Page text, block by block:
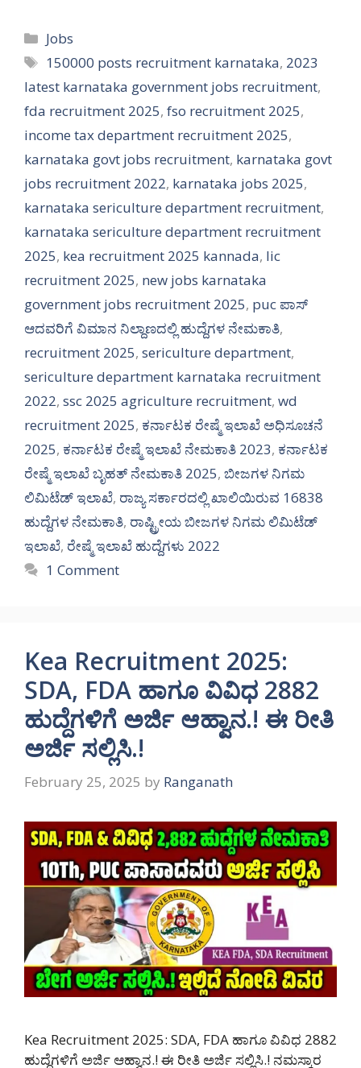
Categories
Jobs
Tags
150000 posts recruitment karnataka, 2023
latest karnataka government jobs recruitment,
fda recruitment 2025, fso recruitment 2025,
income tax department recruitment 2025,
karnataka govt jobs recruitment, karnataka govt
jobs recruitment 2022, karnataka jobs 2025,
karnataka sericulture department recruitment,
karnataka sericulture department recruitment
2025, kea recruitment 2025 kannada, lic
recruitment 2025, new jobs karnataka
government jobs recruitment 2025, puc ಪಾಸ್
ಆದವರಿಗೆ ವಿಮಾನ ನಿಲ್ದಾಣದಲ್ಲಿ ಹುದ್ದೆಗಳ ನೇಮಕಾತಿ,
recruitment 2025, sericulture department,
sericulture department karnataka recruitment
2022, ssc 2025 agriculture recruitment, wd
recruitment 2025, ಕರ್ನಾಟಕ ರೇಷ್ಮೆ ಇಲಾಖೆ ಅಧಿಸೂಚನೆ
2025, ಕರ್ನಾಟಕ ರೇಷ್ಮೆ ಇಲಾಖೆ ನೇಮಕಾತಿ 2023, ಕರ್ನಾಟಕ
ರೇಷ್ಮೆ ಇಲಾಖೆ ಬೃಹತ್ ನೇಮಕಾತಿ 2025, ಬೀಜಗಳ ನಿಗಮ
ಲಿಮಿಟೆಡ್ ಇಲಾಖೆ, ರಾಜ್ಯ ಸರ್ಕಾರದಲ್ಲಿ ಖಾಲಿಯಿರುವ 16838
ಹುದ್ದೆಗಳ ನೇಮಕಾತಿ, ರಾಷ್ಟ್ರೀಯ ಬೀಜಗಳ ನಿಗಮ ಲಿಮಿಟೆಡ್
ಇಲಾಖೆ, ರೇಷ್ಮೆ ಇಲಾಖೆ ಹುದ್ದೆಗಳು 2022
1 Comment
Kea Recruitment 2025:
SDA, FDA ಹಾಗೂ ವಿವಿಧ 2882
ಹುದ್ದೆಗಳಿಗೆ ಅರ್ಜಿ ಆಹ್ವಾನ.! ಈ ರೀತಿ
ಅರ್ಜಿ ಸಲ್ಲಿಸಿ.!
February 25, 2025 by Ranganath
Kea Recruitment 2025: SDA, FDA ಹಾಗೂ ವಿವಿಧ 2882
ಹುದ್ದೆಗಳಿಗೆ ಅರ್ಜಿ ಆಹ್ವಾನ.! ಈ ರೀತಿ ಅರ್ಜಿ ಸಲ್ಲಿಸಿ.! ನಮಸ್ಕಾರ